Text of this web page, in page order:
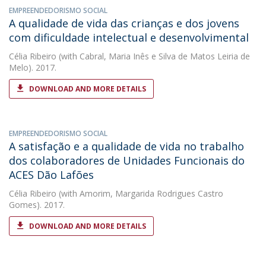
EMPREENDEDORISMO SOCIAL
A qualidade de vida das crianças e dos jovens
com dificuldade intelectual e desenvolvimental
Célia Ribeiro (with Cabral, Maria Inês e Silva de Matos Leiria de
Melo). 2017.
DOWNLOAD AND MORE DETAILS
EMPREENDEDORISMO SOCIAL
A satisfação e a qualidade de vida no trabalho
dos colaboradores de Unidades Funcionais do
ACES Dão Lafões
Célia Ribeiro (with Amorim, Margarida Rodrigues Castro
Gomes). 2017.
DOWNLOAD AND MORE DETAILS